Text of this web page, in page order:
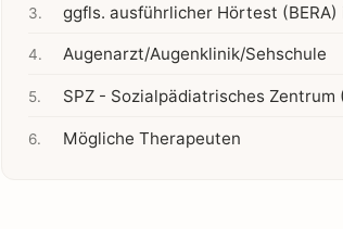
ggfls. ausführlicher Hörtest
Augenarzt/Augenklinik/Sehschule
SPZ - Sozialpädiatrisches Zentrum
Mögliche Therapeuten